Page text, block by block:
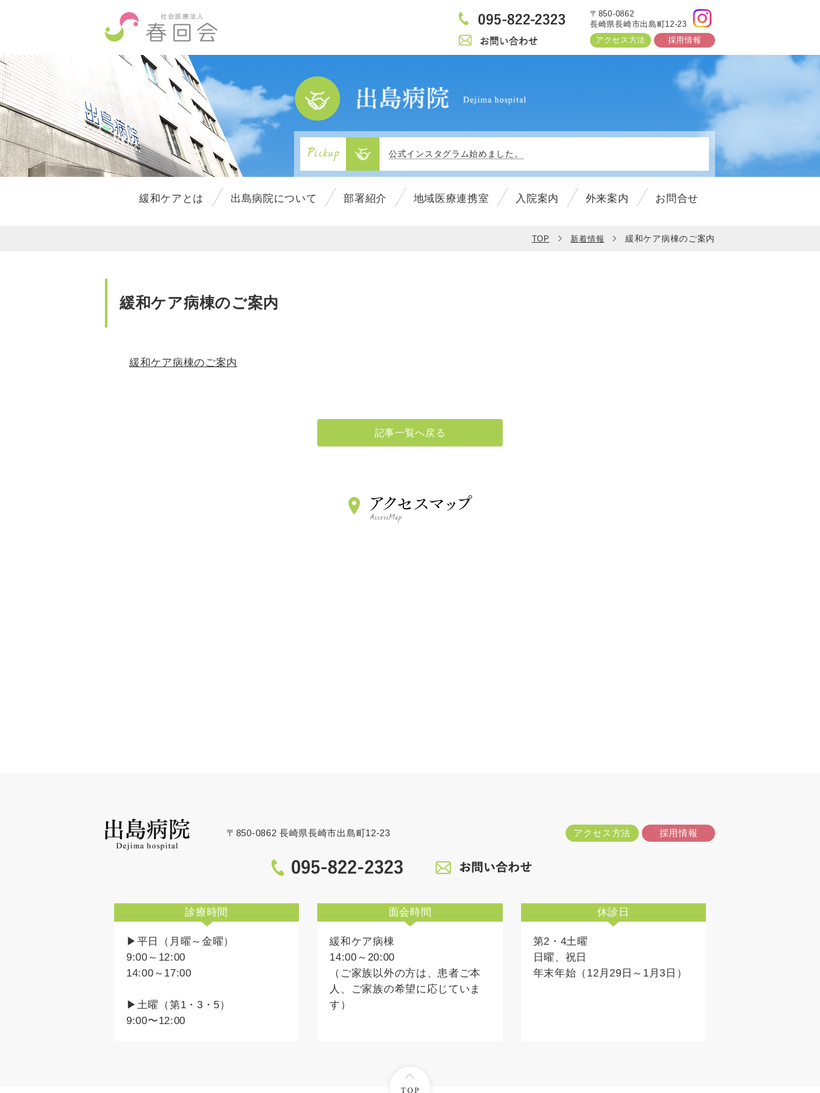
〒850-0862
長崎県長崎市出島町12-23
アクセス方法
採用情報
当施設内でのマスク着用について（3/13以降)
公式インスタグラム始めました。
移転リニューアルのお知らせ
1
3
緩和ケアとは 出島病院について 部署紹介 地域医療連携室 入院案内 外来案内 お問合せ
TOP 新着情報 緩和ケア病棟のご案内
緩和ケア病棟のご案内
緩和ケア病棟のご案内
記事一覧へ戻る
〒850-0862 長崎県長崎市出島町12-23 アクセス方法 採用情報
診療時間
▶平日（月曜～金曜）
9:00～12:00
14:00～17:00
▶土曜（第1・3・5）
9:00〜12:00
面会時間
緩和ケア病棟
14:00～20:00
（ご家族以外の方は、患者ご本
人、ご家族の希望に応じていま
す）
休診日
第2・4土曜
日曜、祝日
年末年始（12月29日～1月3日）